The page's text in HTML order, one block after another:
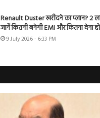
Renault Duster खरीदने का प्लान? 2
जानें कितनी बनेगी EMI और कितना देना
9 July 2026 - 6:33 PM